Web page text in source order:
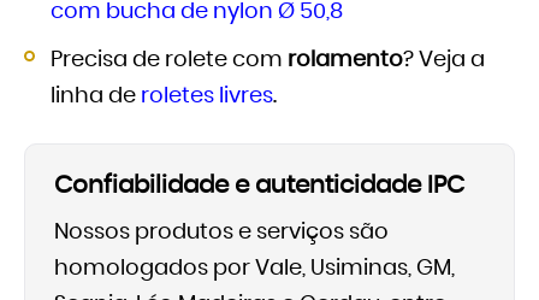
com bucha de nylon Ø 50,8
Precisa de rolete com rolamento? Veja a
linha de roletes livres.
Confiabilidade e autenticidade IPC
Nossos produtos e serviços são
homologados por Vale, Usiminas, GM,